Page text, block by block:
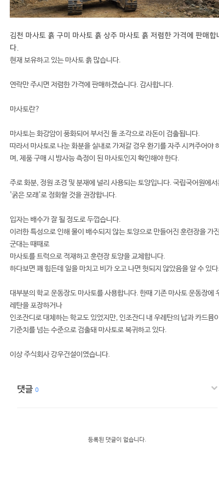
김천 마사토 흙 구미 마사토 흙 상주 마사토 흙 저렴한 가격에 판매합
다.
현재 보유하고 있는 마사토 흙 많습니다.
연락만 주시면 저렴한 가격에 판매하겠습니다. 감사합니다.
마사토란?
마사토는 화강암이 풍화되어 부서진 돌 조각으로 라돈이 검출됩니다.
따라서 마사토로 나눈 화분을 실내로 가져갈 경우 환기를 자주 시켜주어야
며, 제품 구매 시 방사능 측정이 된 마사토인지 확인해야 한다.
주로 화분, 정원 조경 및 분재에 널리 사용되는 토양입니다. 국립국어원에서
'굵은 모래'로 정화할 것을 권장합니다.
입자는 배수가 잘 될 정도로 두껍습니다.
이러한 특성으로 인해 물이 배수되지 않는 토양으로 만들어진 훈련장을 가
군대는 때때로
마사토를 트럭으로 적재하고 훈련장 토양을 교체합니다.
하다보면 꽤 힘든데 일을 마치고 비가 오고 나면 헛되지 않았음을 알 수 있
대부분의 학교 운동장도 마사토를 사용합니다. 한때 기존 마사토 운동장에
레탄을 포장하거나
인조잔디로 대체하는 학교도 있었지만, 인조잔디 내 우레탄의 납과 카드뮴
기준치를 넘는 수준으로 검출돼 마사토로 복귀하고 있다.
이상 주식회사 강우건설이였습니다.
댓글 0
등록된 댓글이 없습니다.